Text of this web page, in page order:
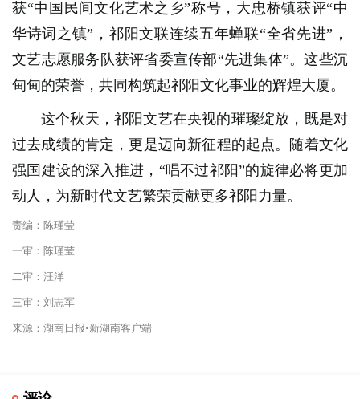
获“中国民间文化艺术之乡”称号，大忠桥镇获评“中
华诗词之镇”，祁阳文联连续五年蝉联“全省先进”，
文艺志愿服务队获评省委宣传部“先进集体”。这些沉
甸甸的荣誉，共同构筑起祁阳文化事业的辉煌大厦。
这个秋天，祁阳文艺在央视的璀璨绽放，既是对
过去成绩的肯定，更是迈向新征程的起点。随着文化
强国建设的深入推进，“唱不过祁阳”的旋律必将更加
动人，为新时代文艺繁荣贡献更多祁阳力量。
责编：陈瑾莹
一审：陈瑾莹
二审：汪洋
三审：刘志军
来源：湖南日报•新湖南客户端